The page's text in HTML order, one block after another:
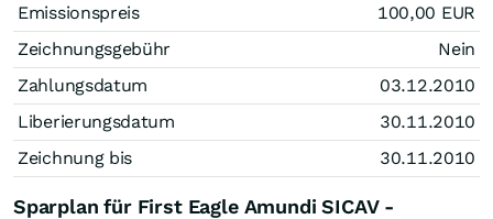
Emissionspreis 100,00 EUR
Zeichnungsgebühr
Nein
Zahlungsdatum
03.12.2010
Liberierungsdatum
30.11.2010
Zeichnung bis
30.11.2010
Sparplan für First Eagle Amundi SICAV -